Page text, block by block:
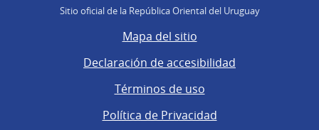
Sitio oficial de la República Oriental del Uruguay
Mapa del sitio
Declaración de accesibilidad
Términos de uso
Política de Privacidad